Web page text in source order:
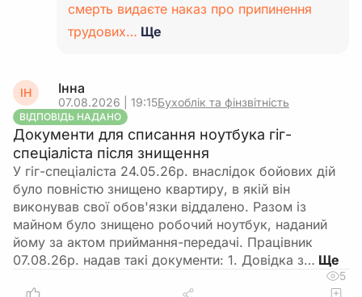
смерть видаєте наказ про припинення
трудових… Ще
ІН Інна
07.08.2026 | 19:15Бухоблік та фінзвітність
ВІДПОВІДЬ НАДАНО
Документи для списання ноутбука гіг-
спеціаліста після знищення
У гіг-спеціаліста 24.05.26р. внаслідок бойових дій
було повністю знищено квартиру, в якій він
виконував свої обов'язки віддалено. Разом із
майном було знищено робочий ноутбук, наданий
йому за актом приймання-передачі. Працівник
07.08.26р. надав такі документи: 1. Довідка з…
5